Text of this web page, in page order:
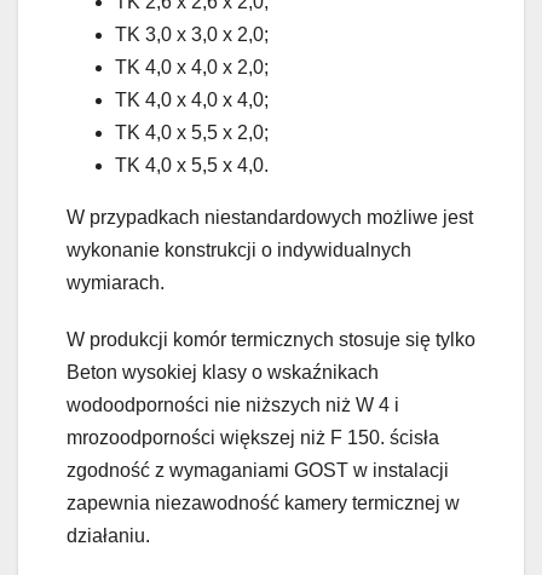
TK 3,0 x 3,0 x 2,0;
TK 4,0 x 4,0 x 2,0;
TK 4,0 x 4,0 x 4,0;
TK 4,0 x 5,5 x 2,0;
TK 4,0 x 5,5 x 4,0.
W przypadkach niestandardowych możliwe jest
wykonanie konstrukcji o indywidualnych
wymiarach.
W produkcji komór termicznych stosuje się tylko
Beton wysokiej klasy o wskaźnikach
wodoodporności nie niższych niż W 4 i
mrozoodporności większej niż F 150. ścisła
zgodność z wymaganiami GOST w instalacji
zapewnia niezawodność kamery termicznej w
działaniu.